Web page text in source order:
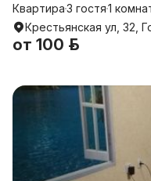
Квартира3 гостя1
Крестьянская ул, 32,
от 100 р.